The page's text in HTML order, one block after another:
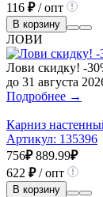
116 ₽/ опт
В корзину
ЛОВИ
Лови скидку! -
до 31 августа
Подробнее →
Карниз
Артикул: 135396
756₽ 889.99₽
622 ₽/ опт
В корзину